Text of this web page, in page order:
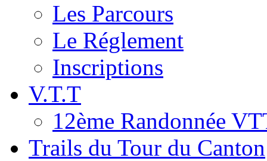
Les Parcours
Le Réglement
Inscriptions
V.T.T
12ème Randonnée
Trails du Tour du Canton